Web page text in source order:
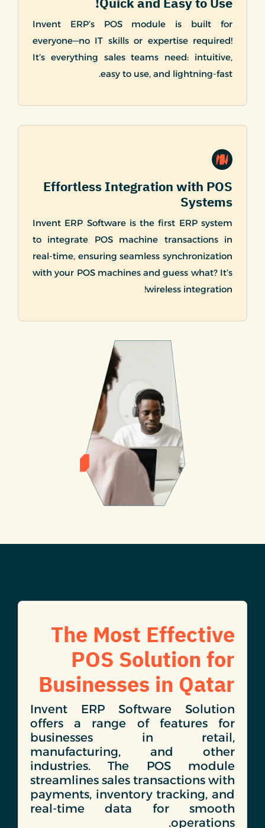
Invent ERP’s POS module is built for
everyone—no IT skills or expertise required!
It’s everything sales teams need: intuitive,
easy to use, and lightning-fast.
Effortless Integration with POS
Systems
Invent ERP Software is the first ERP system
to integrate POS machine transactions in
real-time, ensuring seamless synchronization
with your POS machines and guess what? It’s
wireless integration!
The Most Effective
POS Solution for
Businesses in Qatar
Invent ERP Software Solution
offers a range of features for
businesses in retail,
manufacturing, and other
industries. The POS module
streamlines sales transactions with
payments, inventory tracking, and
real-time data for smooth
operations.